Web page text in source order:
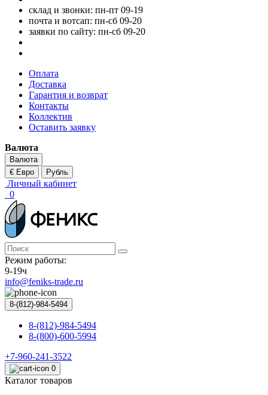
склад и звонки: пн-пт 09-19
почта и вотсап: пн-сб 09-20
заявки по сайту: пн-сб 09-20
Оплата
Доставка
Гарантия и возврат
Контакты
Коллектив
Оставить заявку
Валюта
Валюта
€ Евро
Рубль
Личный кабинет
0
Режим работы:
9-19ч
info@feniks-trade.ru
8-(812)-984-5494
8-(812)-984-5494
8-(800)-600-5994
+7-960-241-3522
0
Каталог товаров